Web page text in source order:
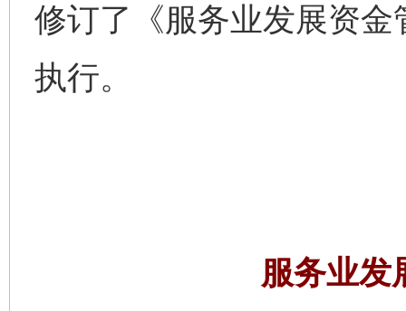
修订了《服务业发展资
执行。
服务业